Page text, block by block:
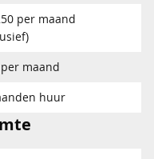
per maand
maand
huur